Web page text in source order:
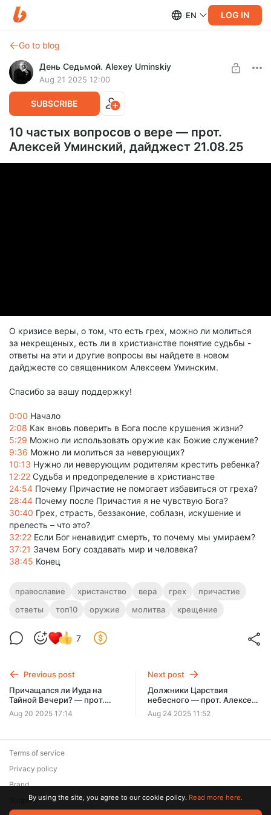
EN LOG IN
Go to blog
День Седьмой. Alexey Uminskiy
Aug 21 2025 12:00
SUBSCRIBE
10 частых вопросов о вере — прот.
Алексей Уминский, дайджест 21.08.25
О кризисе веры, о том, что есть грех, можно ли молиться
за некрещеных, есть ли в христианстве понятие судьбы -
ответы на эти и другие вопросы вы найдете в новом
дайджесте со священником Алексеем Уминским.
Спасибо за вашу поддержку!
0:00 Начало
2:08 Как вновь поверить в Бога после крушения жизни?
5:29 Можно ли использовать оружие как Божие служение?
9:36 Можно ли молиться за неверующих?
10:13 Нужно ли неверующим родителям крестить ребенка?
12:22 Судьба и предопределение в христианстве
24:54 Почему Причастие не помогает избавиться от греха?
28:44 Почему после Причастия я не чувствую Бога?
30:40 Грех, страсть, беззаконие, соблазн, искушение и
прелесть – что это?
32:22 Если Бог ненавидит смерть, то почему мы умираем?
37:21 Зачем Богу создавать мир и человека?
38:45 Конец
православие христанство вера грех
причастие
ответы
топ10 оружие молитва крещение
7
Previous post
Причащался ли Иуда на
Тайной Вечери? — прот.
Алексей Уминский, вопрос
из эфира 5.12.24
Aug 20 2025 17:14
Next post
Должники Царствия
небесного — прот. Алексей
Уминский, проповедь
24.08.25
Aug 24 2025 11:52
Terms of service
Privacy policy
Brand
SupportBy using the site, you agree to our cookie policy. Read more here.